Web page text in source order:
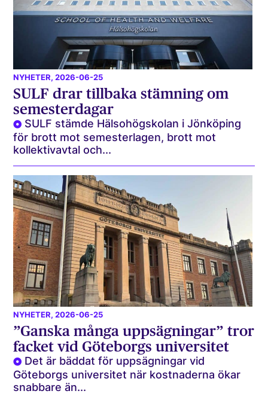
NYHETER, 2026-06-25
SULF drar tillbaka stämning om
semesterdagar
SULF stämde Hälsohögskolan i Jönköping
för brott mot semesterlagen, brott mot
kollektivavtal och...
NYHETER, 2026-06-25
”Ganska många uppsägningar” tror
facket vid Göteborgs universitet
Det är bäddat för uppsägningar vid
Göteborgs universitet när kostnaderna ökar
snabbare än...